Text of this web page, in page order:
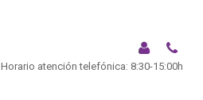
Horario atención telefónica: 8:30-15:00h